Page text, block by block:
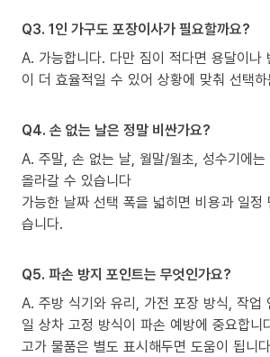
Q3. 1인 가구도 포장이사가 필요할까요?
A. 가능합니다. 다만 짐이 적다면 용달이나
이 더 효율적일 수 있어 상황에 맞춰 선택
Q4. 손 없는 날은 정말 비싼가요?
A. 주말, 손 없는 날, 월말/월초, 성수기에는
올라갈 수 있습니다
가능한 날짜 선택 폭을 넓히면 비용과 일정
습니다.
Q5. 파손 방지 포인트는 무엇인가요?
A. 주방 식기와 유리, 가전 포장 방식, 작업
일 상차 고정 방식이 파손 예방에 중요합니
고가 물품은 별도 표시해두면 도움이 됩니다